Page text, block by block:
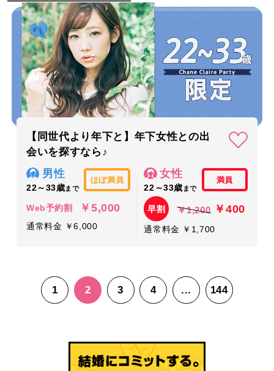
【同世代より年下と】年下女性との出
会いを探すなら♪
男性
22～33歳まで
ほぼ満員
Web予約割 ￥5,000
通常料金 ￥6,000
女性
22～33歳 まで
満員
早割 ￥1,200 ￥400
通常料金 ￥1,700
1 2 3 4 ... 144